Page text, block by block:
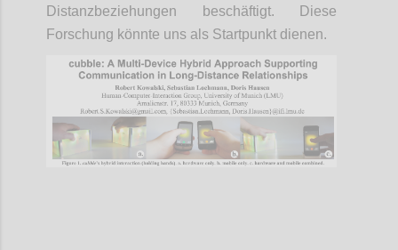
Distanzbeziehungen beschäftigt. Diese
Forschung könnte uns als Startpunkt dienen.